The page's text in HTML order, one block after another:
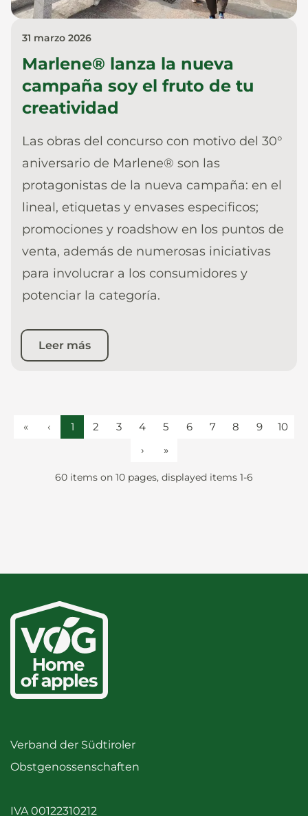
31 marzo 2026
Marlene® lanza la nueva
campaña soy el fruto de tu
creatividad
Las obras del concurso con motivo del 30°
aniversario de Marlene® son las
protagonistas de la nueva campaña: en el
lineal, etiquetas y envases especificos;
promociones y roadshow en los puntos de
venta, además de numerosas iniciativas
para involucrar a los consumidores y
potenciar la categoría.
Leer más
« ‹ 1 2 3 4 5 6 7 8 9
10
›
»
60 items on 10 pages, displayed items 1-6
Verband der Südtiroler
Obstgenossenschaften
IVA 00122310212